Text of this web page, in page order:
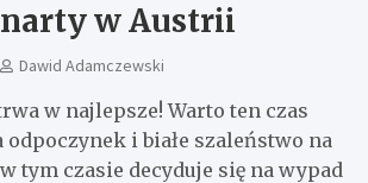
narty w Austrii
Dawid Adamczewski
w najlepsze! Warto ten czas
i białe szaleństwo na
tym czasie decyduje się na wypad